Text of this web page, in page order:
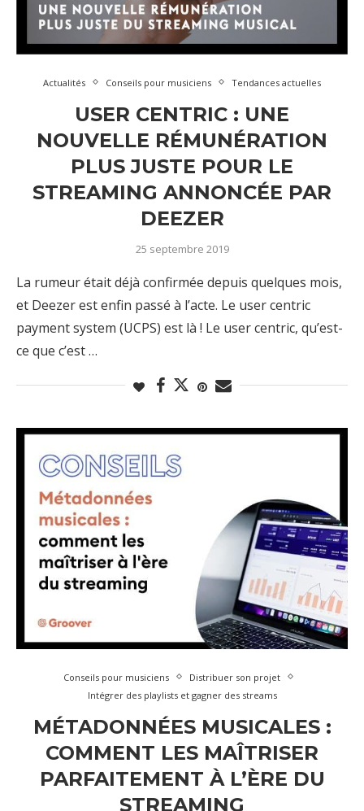
Actualités Conseils pour musiciens Tendances actuelles
USER CENTRIC : UNE
NOUVELLE RÉMUNÉRATION
PLUS JUSTE POUR LE
STREAMING ANNONCÉE PAR
DEEZER
25 septembre 2019
La rumeur était déjà confirmée depuis quelques mois,
et Deezer est enfin passé à l’acte. Le user centric
payment system (UCPS) est là ! Le user centric, qu’est-
ce que c’est …
Conseils pour musiciens
Distribuer son projet
Intégrer des playlists et gagner des streams
MÉTADONNÉES MUSICALES :
COMMENT LES MAÎTRISER
PARFAITEMENT À L’ÈRE DU
STREAMING